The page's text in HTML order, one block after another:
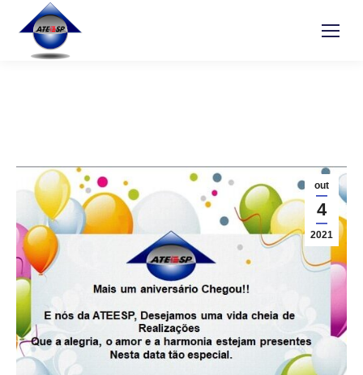
out
4
2021